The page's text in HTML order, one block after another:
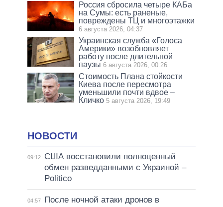
Россия сбросила четыре КАБа
на Сумы: есть раненые,
повреждены ТЦ и многоэтажки
6 августа 2026, 04:37
Украинская служба «Голоса
Америки» возобновляет
работу после длительной
паузы 6 августа 2026, 00:26
Стоимость Плана стойкости
Киева после пересмотра
уменьшили почти вдвое –
Кличко 5 августа 2026, 19:49
НОВОСТИ
09:12
США восстановили полноценный
обмен разведданными с Украиной –
Politico
04:57
После ночной атаки дронов в